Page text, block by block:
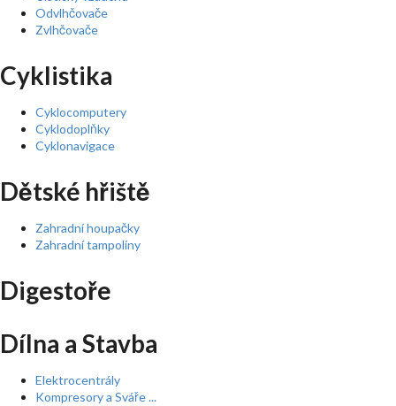
Odvlhčovače
Zvlhčovače
Cyklistika
Cyklocomputery
Cyklodoplňky
Cyklonavigace
Dětské hřiště
Zahradní houpačky
Zahradní tampolíny
Digestoře
Dílna a Stavba
Elektrocentrály
Kompresory a Sváře ...